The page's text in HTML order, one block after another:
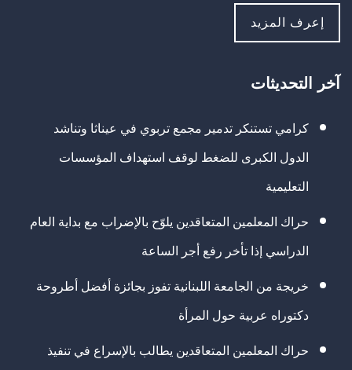
إعرف المزيد
آخر التحديثات
كرامي تستنكر تدمير مجمع تربوي في عيناثا وتناشد
الدول الكبرى للضغط لوقف استهداف المؤسسات
التعليمية
حراك المعلمين المتعاقدين يلوّح بالإضراب مع بداية العام
الدراسي إذا تأخر رفع أجر الساعة
خريجة من الجامعة اللبنانية تفوز بجائزة أفضل أطروحة
دكتوراه عربية حول المرأة
حراك المعلمين المتعاقدين يطالب بالإسراع في تنفيذ